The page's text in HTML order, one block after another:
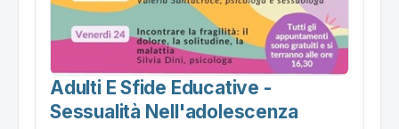
Adulti E Sfide Educative -
Sessualità Nell'adolescenza